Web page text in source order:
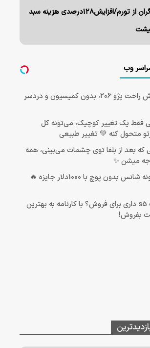
کارگران از تورم/افزایش۱۲۸درصدی هزینه سبد
وب
۲۰6، بدون کمیسیون و دردسر
فقط یک تغییر کوچیک، می‌تونه کل
متحول کنه 💚 تغییر طبیعی
که بعد از بلفا توی چشمات می‌بینی، همه
میشن ✨
شانس بدون پوچ با 1000دلار جایزه 🔥
جک s5 داری برای فروش؟ با کارنامه به بهترین
بفروش!